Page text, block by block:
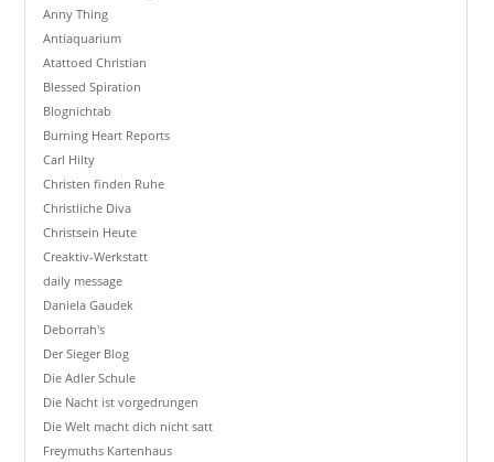
Anny Thing
Antiaquarium
Atattoed Christian
Blessed Spiration
Blognichtab
Burning Heart Reports
Carl Hilty
Christen finden Ruhe
Christliche Diva
Christsein Heute
Creaktiv-Werkstatt
daily message
Daniela Gaudek
Deborrah's
Der Sieger Blog
Die Adler Schule
Die Nacht ist vorgedrungen
Die Welt macht dich nicht satt
Freymuths Kartenhaus